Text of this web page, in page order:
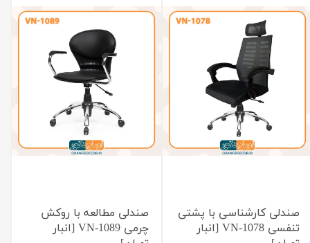
صندلی کارشناسی با پشتی
تنفسی VN-1078 [انبار
صندلی مطالعه با روکش
چرمی VN-1089 [انبار